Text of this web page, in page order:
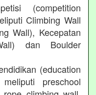
(competition
Climbing Wall
Wall), Kecepatan
dan Boulder
(education
preschool